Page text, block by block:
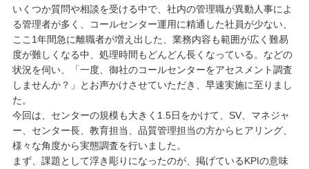
いくつか質問や相談を受ける中で、社内の管理職が異動人事によ
る管理者が多く、コールセンター運用に精通した社員が少ない、
ここ1年間急に離職者が増え出した、業務内容も範囲が広く難易
度が難しくなる中、処理時間もどんどん長くなっている。などの
状況を伺い、「一度、御社のコールセンターをアセスメント調査
しませんか？」とお声かけさせていただき、早速実施に至りまし
た。
今回は、センターの規模も大きく1.5日をかけて、SV、マネジャ
ー、センター長、教育担当、品質管理担当の方からヒアリング、
様々な角度から実態調査を行いました。
まず、課題として浮き彫りになったのが、掲げているKPIの意味